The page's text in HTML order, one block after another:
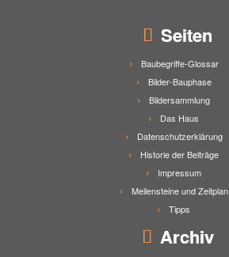
Seiten
Baubegriffe-Glossar
Bilder-Bauphase
Bildersammlung
Das Haus
Datenschutzerklärung
Historie der Beiträge
Impressum
Meilensteine und Zeitplan
Tipps
Archiv